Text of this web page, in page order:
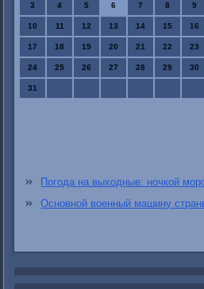
3 4 5 6 7 8 9
10 11 12 13 14 15 16
17 18 19 20 21 22 23
24 25 26 27 28 29 30
31
Погода на выходные: ночкой
Основной военный машину